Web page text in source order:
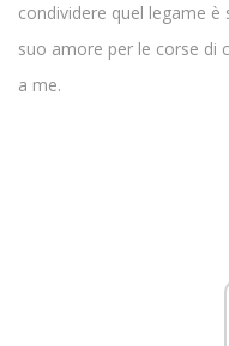
condividere quel legame
suo amore per le corse di
a me.